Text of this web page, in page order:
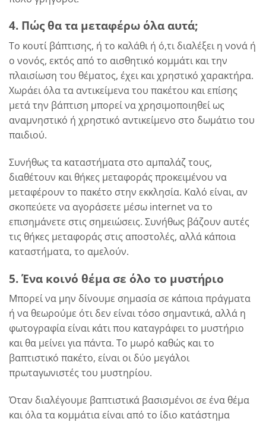
4. Πώς θα τα μεταφέρω όλα αυτά;
Το κουτί βάπτισης, ή το καλάθι ή ό,τι διαλέξει η νονά ή
ο νονός, εκτός από το αισθητικό κομμάτι και την
πλαισίωση του θέματος, έχει και χρηστικό χαρακτήρα.
Χωράει όλα τα αντικείμενα του πακέτου και επίσης
μετά την βάπτιση μπορεί να χρησιμοποιηθεί ως
αναμνηστικό ή χρηστικό αντικείμενο στο δωμάτιο του
παιδιού.
Συνήθως τα καταστήματα στο αμπαλάζ τους,
διαθέτουν και θήκες μεταφοράς προκειμένου να
μεταφέρουν το πακέτο στην εκκλησία. Καλό είναι, αν
σκοπεύετε να αγοράσετε μέσω internet να το
επισημάνετε στις σημειώσεις. Συνήθως βάζουν αυτές
τις θήκες μεταφοράς στις αποστολές, αλλά κάποια
καταστήματα, το αμελούν.
5. Ένα κοινό θέμα σε όλο το μυστήριο
Μπορεί να μην δίνουμε σημασία σε κάποια πράγματα
ή να θεωρούμε ότι δεν είναι τόσο σημαντικά, αλλά η
φωτογραφία είναι κάτι που καταγράφει το μυστήριο
και θα μείνει για πάντα. Το μωρό καθώς και το
βαπτιστικό πακέτο, είναι οι δύο μεγάλοι
πρωταγωνιστές του μυστηρίου.
Όταν διαλέγουμε βαπτιστικά βασισμένοι σε ένα θέμα
και όλα τα κομμάτια είναι από το ίδιο κατάστημα